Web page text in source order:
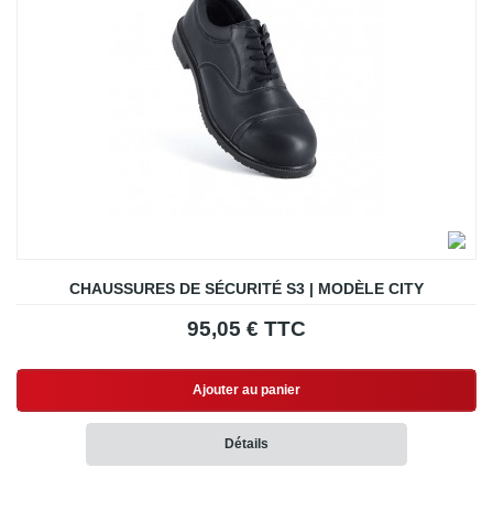
CHAUSSURES DE SÉCURITÉ S3 | MODÈLE CITY
95,05 € TTC
Ajouter au panier
Détails